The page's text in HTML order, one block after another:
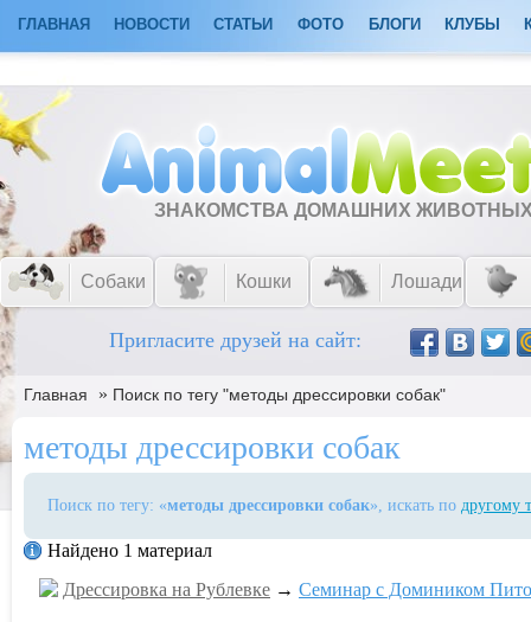
ГЛАВНАЯ НОВОСТИ СТАТЬИ ФОТО БЛОГИ КЛУБЫ
ЗНАКОМСТВА ДОМАШНИХ
Собаки Кошки Лошади
Пригласите друзей на сайт:
Главная » Поиск по тегу "методы дрессировки собак"
методы дрессировки собак
Поиск по тегу: «методы дрессировки собак», искать по другому
Найдено 1 материал
Дрессировка на Рублевке → Семинар с Домиником